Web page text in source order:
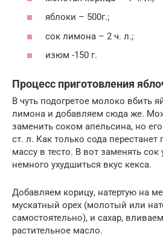
яблоки – 500г.;
сок лимона – 2 ч. л.;
изюм -150 г.
Процесс приготовления
В чуть подогретое молоко вбить
лимона и добавляем сюда же.
заменить соком апельсина, но
ст. л. Как только сода перестанет
массу в тесто. В вот заменять сок
немного ухудшиться вкус кекса.
Добавляем корицу, натертую на
мускатный орех (молотый или
самостоятельно), и сахар,
растительное масло.